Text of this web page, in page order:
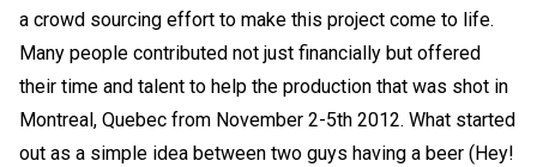
a crowd sourcing effort to make this project come to life.
Many people contributed not just financially but offered
their time and talent to help the production that was shot in
Montreal, Quebec from November 2-5th 2012. What started
out as a simple idea between two guys having a beer (Hey!